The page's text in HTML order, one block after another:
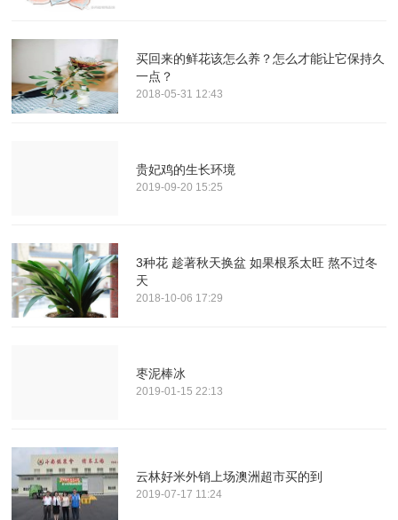
买回来的鲜花该怎么养？怎么才能让它保持久
一点？
2018-05-31 12:43
贵妃鸡的生长环境
2019-09-20 15:25
3种花 趁著秋天换盆 如果根系太旺 熬不过冬
天
2018-10-06 17:29
枣泥棒冰
2019-01-15 22:13
云林好米外销上场澳洲超市买的到
2019-07-17 11:24